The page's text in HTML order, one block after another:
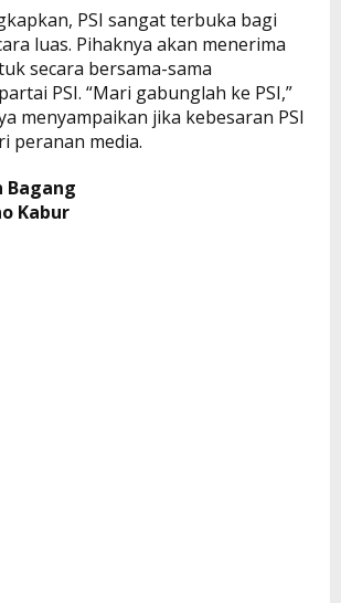
PSI sangat terbuka bagi
luas. Pihaknya akan menerima
secara bersama-sama
PSI. “Mari gabunglah ke PSI,”
menyampaikan jika kebesaran PSI
peranan media.
Bagang
Kabur